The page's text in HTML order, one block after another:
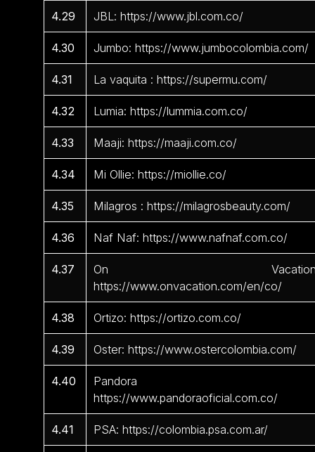
4.29 JBL: https://www.jbl.com.co/
4.30 Jumbo: https://www.jumbocolombia.com/
4.31 La vaquita : https://supermu.com/
4.32 Lumia: https://lummia.com.co/
4.33 Maaji: https://maaji.com.co/
4.34 Mi Ollie: https://miollie.co/
4.35 Milagros : https://milagrosbeauty.com/
4.36 Naf Naf: https://www.nafnaf.com.co/
4.37
On
https://www.onvacation.com/en/co/
4.38 Ortizo: https://ortizo.com.co/
4.39 Oster: https://www.ostercolombia.com/
4.40
Pandora
https://www.pandoraoficial.com.co/
4.41 PSA: https://colombia.psa.com.ar/